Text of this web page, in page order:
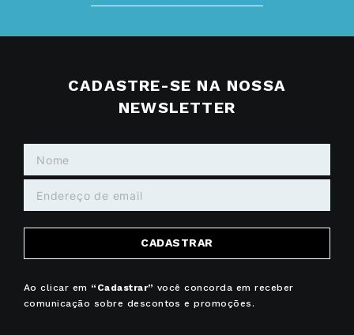
CADASTRE-SE NA NOSSA
NEWSLETTER
CADASTRAR
Ao clicar em “Cadastrar” você concorda em receber
comunicação sobre descontos e promoções.